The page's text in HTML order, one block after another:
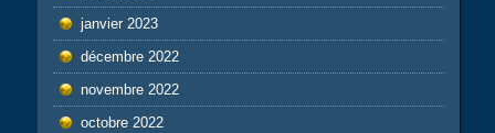
janvier 2023
décembre 2022
novembre 2022
octobre 2022